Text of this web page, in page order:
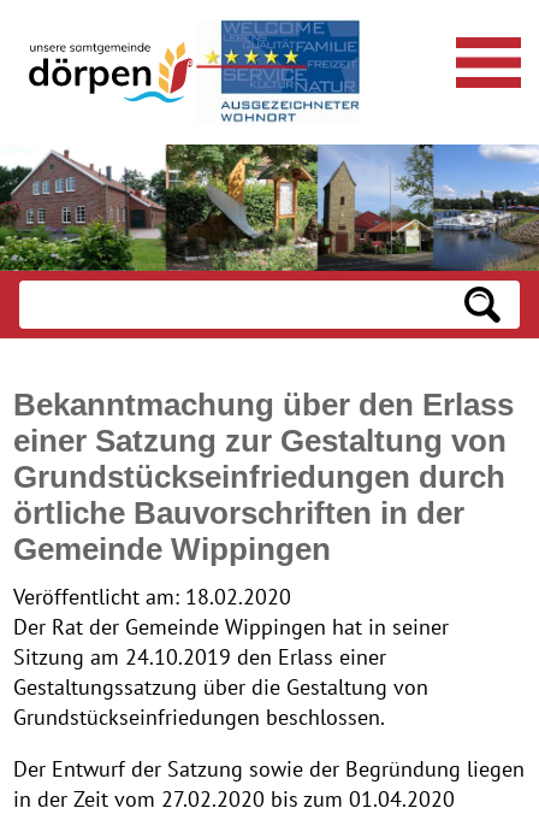
Bekanntmachung über den Erlass
einer Satzung zur Gestaltung von
Grundstückseinfriedungen durch
örtliche Bauvorschriften in der
Gemeinde Wippingen
Veröffentlicht am: 18.02.2020
Der Rat der Gemeinde Wippingen hat in seiner
Sitzung am 24.10.2019 den Erlass einer
Gestaltungssatzung über die Gestaltung von
Grundstückseinfriedungen beschlossen.
Der Entwurf der Satzung sowie der Begründung liegen
in der Zeit vom 27.02.2020 bis zum 01.04.2020